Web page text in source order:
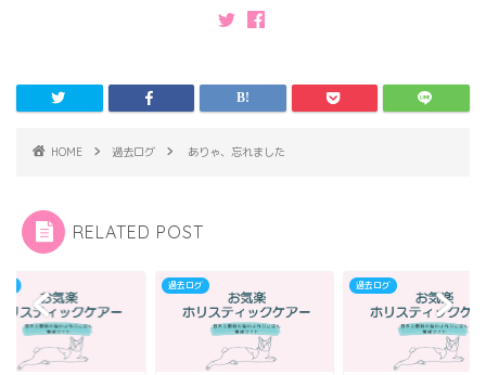
HOME 過去ログ ありゃ、忘れました
RELATED POST
過去ログ 過去ログ